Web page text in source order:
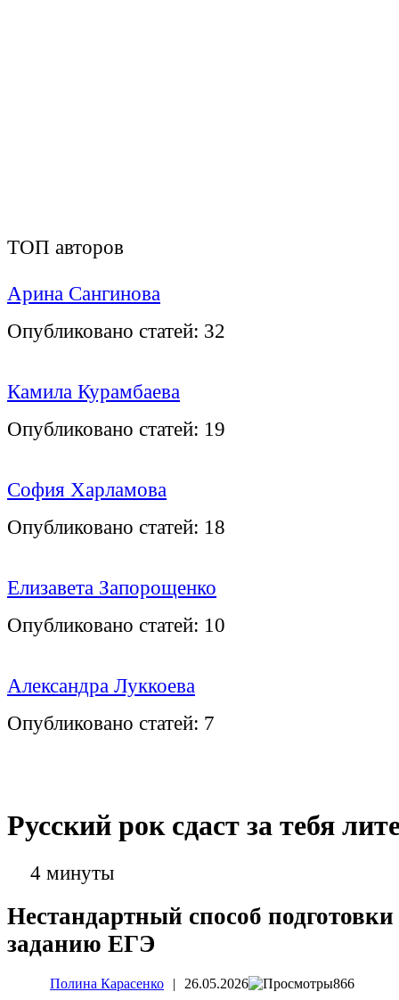
ТОП авторов
Арина Сангинова
Опубликовано статей: 32
Камила Курамбаева
Опубликовано статей: 19
София Харламова
Опубликовано статей: 18
Елизавета Запорощенко
Опубликовано статей: 10
Александра Луккоева
Опубликовано статей: 7
Русский рок сдаст за тебя
4 минуты
Нестандартный способ
заданию ЕГЭ
Полина Карасенко | 26.05.2026 866